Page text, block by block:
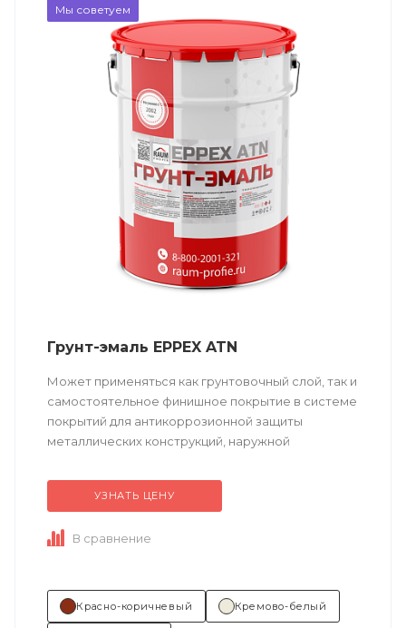
Мы советуем
Грунт-эмаль EPPEX ATN
Может применяться как грунтовочный слой, так и
самостоятельное финишное покрытие в системе
покрытий для антикоррозионной защиты
металлических конструкций, наружной
изделий машиностроения,...
УЗНАТЬ ЦЕНУ
В сравнение
Красно-коричневый Кремово-белый